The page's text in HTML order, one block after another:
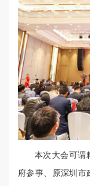
本次大会可谓
府参事、原深圳市